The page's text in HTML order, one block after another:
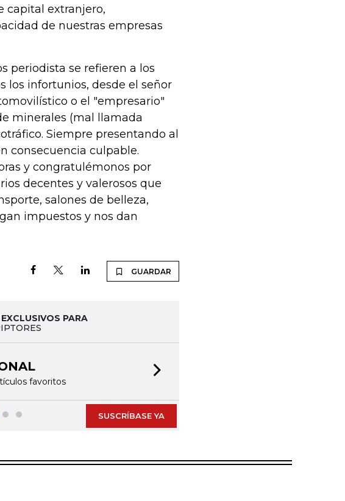
capital extranjero,
de nuestras empresas
periodista se refieren a los
los infortunios, desde el señor
o el "empresario"
minerales (mal llamada
Siempre presentando al
consecuencia culpable.
y congratulémonos por
decentes y valerosos que
salones de belleza,
impuestos y nos dan
GUARDAR
PARA
favoritos
SUSCRÍBASE YA